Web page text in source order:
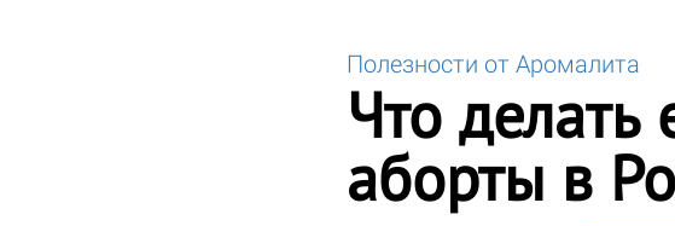
Полезности от Аромалита
Что делать
аборты в